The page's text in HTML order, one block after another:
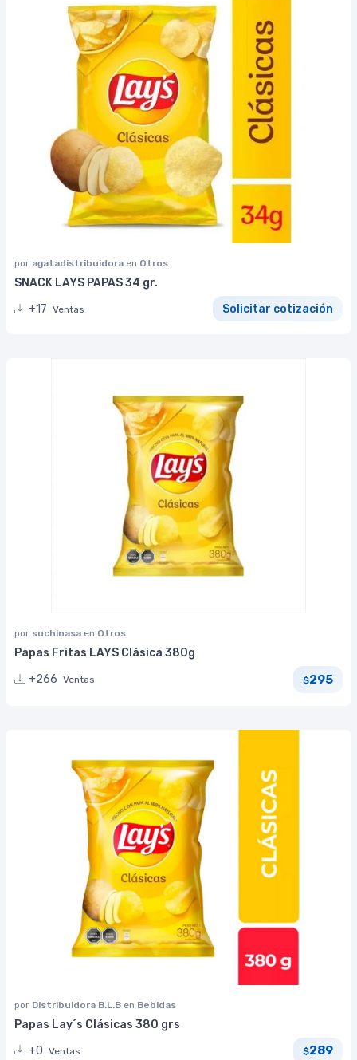
por agatadistribuidora en Otros
SNACK LAYS PAPAS 34 gr.
+17 Ventas Solicitar cotización
por suchinasa en Otros
Papas Fritas LAYS Clásica 380g
+266 Ventas $295
por Distribuidora B.L.B en Bebidas
Papas Lay´s Clásicas 380 grs
+0 Ventas $289